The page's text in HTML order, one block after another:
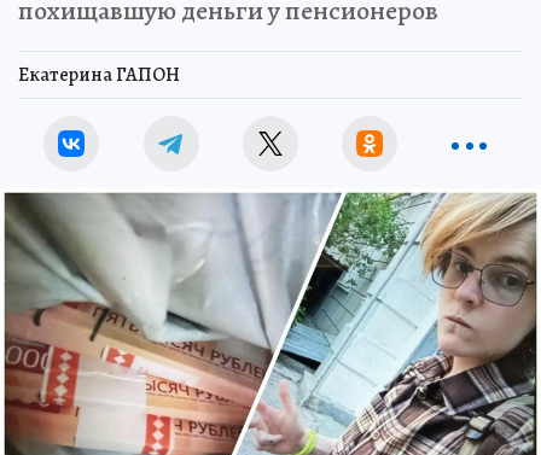
похищавшую деньги у пенсионеров
Екатерина ГАПОН